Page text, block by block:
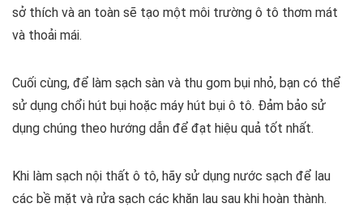
sở thích và an toàn sẽ tạo một môi trường ô tô thơm mát
và thoải mái.
Cuối cùng, để làm sạch sàn và thu gom bụi nhỏ, bạn có thể
sử dụng chổi hút bụi hoặc máy hút bụi ô tô. Đảm bảo sử
dụng chúng theo hướng dẫn để đạt hiệu quả tốt nhất.
Khi làm sạch nội thất ô tô, hãy sử dụng nước sạch để lau
các bề mặt và rửa sạch các khăn lau sau khi hoàn thành.